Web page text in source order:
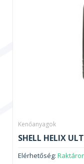
Kenőanyagok
SHELL HELIX
Elérhetőség: